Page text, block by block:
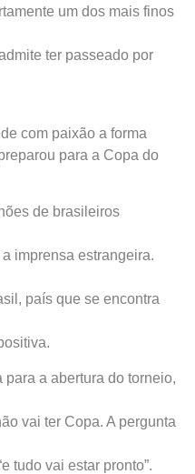
um dos mais finos
ter passeado por
com paixão a forma
para a Copa do
de brasileiros
imprensa estrangeira.
país que se encontra
a abertura do torneio,
vai ter Copa. A pergunta
tudo vai estar pronto”.